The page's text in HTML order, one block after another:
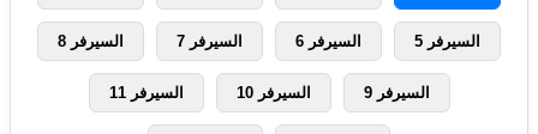
السيرفر 5 السيرفر 6 السيرفر 7 السيرفر 8
السيرفر 9 السيرفر 10 السيرفر 11